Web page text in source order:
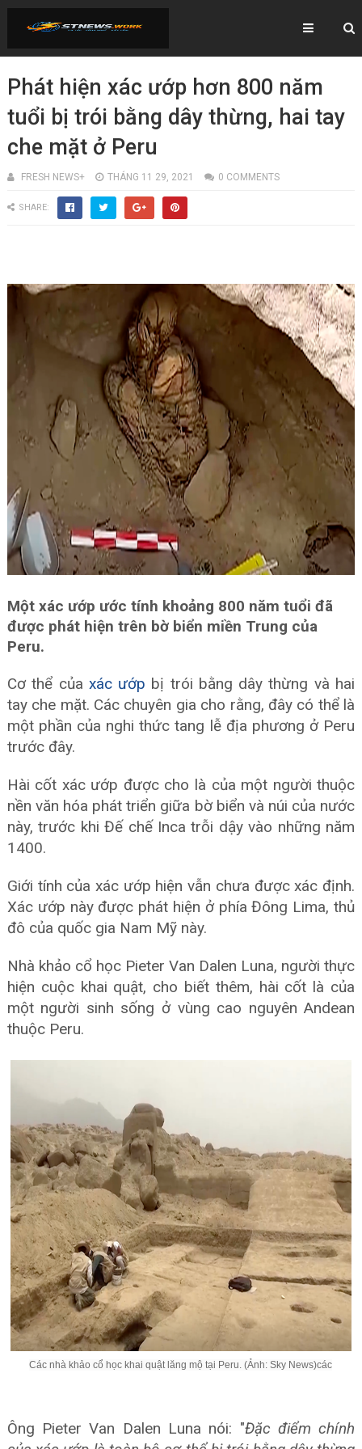
Phát hiện xác ướp hơn 800 năm
tuổi bị trói bằng dây thừng, hai tay
che mặt ở Peru
FRESH NEWS+ THÁNG 11 29, 2021 0 COMMENTS
SHARE:
Một xác ướp ước tính khoảng 800 năm tuổi đã
được phát hiện trên bờ biển miền Trung của
Peru.
Cơ thể của xác ướp bị trói bằng dây thừng và hai
tay che mặt. Các chuyên gia cho rằng, đây có thể là
một phần của nghi thức tang lễ địa phương ở Peru
trước đây.
Hài cốt xác ướp được cho là của một người thuộc
nền văn hóa phát triển giữa bờ biển và núi của nước
này, trước khi Đế chế Inca trỗi dậy vào những năm
1400.
Giới tính của xác ướp hiện vẫn chưa được xác định.
Xác ướp này được phát hiện ở phía Đông Lima, thủ
đô của quốc gia Nam Mỹ này.
Nhà khảo cổ học Pieter Van Dalen Luna, người thực
hiện cuộc khai quật, cho biết thêm, hài cốt là của
một người sinh sống ở vùng cao nguyên Andean
thuộc Peru.
Các nhà khảo cổ học khai quật lăng mộ tại Peru. (Ảnh: Sky News)các
Ông Pieter Van Dalen Luna nói: "Đặc điểm chính